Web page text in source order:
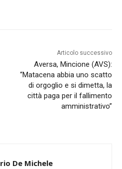
Articolo successivo
Aversa, Mincione (AVS):
“Matacena abbia uno scatto
di orgoglio e si dimetta, la
città paga per il fallimento
amministrativo”
De Michele